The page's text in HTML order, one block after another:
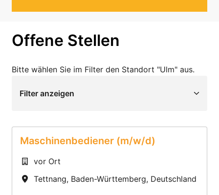
Offene Stellen
Bitte wählen Sie im Filter den Standort "Ulm" aus.
Filter anzeigen
Maschinenbediener (m/w/d)
vor Ort
Tettnang, Baden-Württemberg, Deutschland